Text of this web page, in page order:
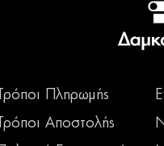
Τρόποι Πληρωμής
Τρόποι Αποστολής